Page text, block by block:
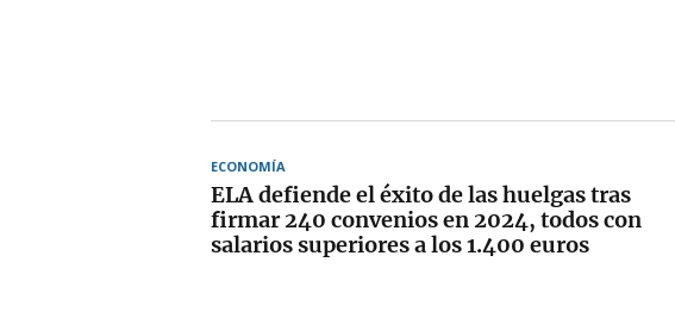
ECONOMÍA
ELA defiende el éxito de las huelgas tras
firmar 240 convenios en 2024, todos con
salarios superiores a los 1.400 euros